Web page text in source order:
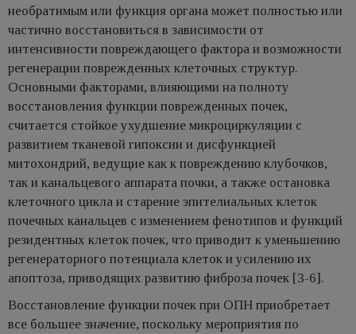
необратимым или функция органа может полностью или
частично восстановиться в зависимости от
интенсивности повреждающего фактора и возможности
регенерации поврежденных клеточных структур.
Основными факторами, влияющими на полноту
восстановления функции поврежденных почек,
считается стойкое ухудшение микроциркуляции с
развитием тканевой гипоксии и дисфункцией
митохондрий, ведущие как к повреждению клубочков,
так и канальцевого аппарата почки, а также остановка
клеточного цикла и старение эпителиальных клеток
почечных канальцев с изменением фенотипов и функций
резидентных клеток почек, что приводит к уменьшению
регенераторного потенциала клеток и усилению их
апоптоза, приводящих развитию фиброза почек [3-6].
Восстановление функции почек при ОПН приобретает
все большее значение, поскольку мероприятия по